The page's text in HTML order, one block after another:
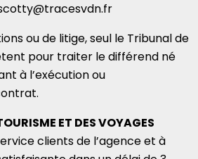
ou de litige, seul le Tribunal de
pour traiter le différend né
à l’exécution ou
ET DES VOYAGES
clients de l’agence et à